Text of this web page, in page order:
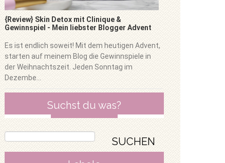
{Review} Skin Detox mit Clinique &
Gewinnspiel - Mein liebster Blogger Advent
Es ist endlich soweit! Mit dem heutigen Advent,
starten auf meinem Blog die Gewinnspiele in
der Weihnachtszeit. Jeden Sonntag im
Dezembe...
Suchst du was?